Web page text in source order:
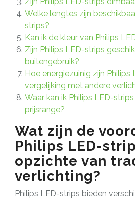
Welke lengtes zijn
strips?
Kan ik de kleur van Philips
Zijn Philips LED-strips
buitengebruik?
Hoe energiezuinig zijn Philips
vergelijking met andere
Waar kan ik Philips LED-
prijsrange?
Wat zijn de
Philips LED-
opzichte van
verlichting?
Philips LED-strips bieden